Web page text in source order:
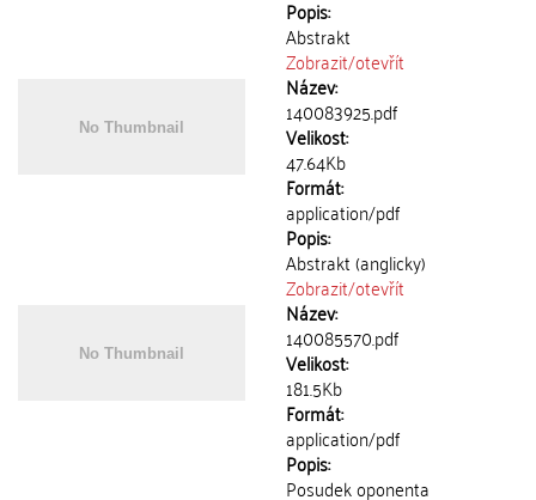
Popis:
Abstrakt
Zobrazit/otevřít
Název:
140083925.pdf
Velikost:
47.64Kb
Formát:
application/pdf
Popis:
Abstrakt (anglicky)
Zobrazit/otevřít
Název:
140085570.pdf
Velikost:
181.5Kb
Formát:
application/pdf
Popis:
Posudek oponenta